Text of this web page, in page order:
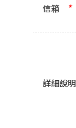
信箱 *
詳細說明